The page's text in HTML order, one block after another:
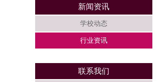
新闻资讯
学校动态
行业资讯
联系我们